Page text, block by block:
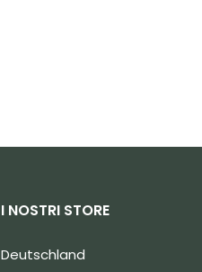
I NOSTRI STORE
Deutschland